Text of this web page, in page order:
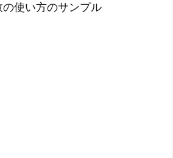
使い方のサンプル